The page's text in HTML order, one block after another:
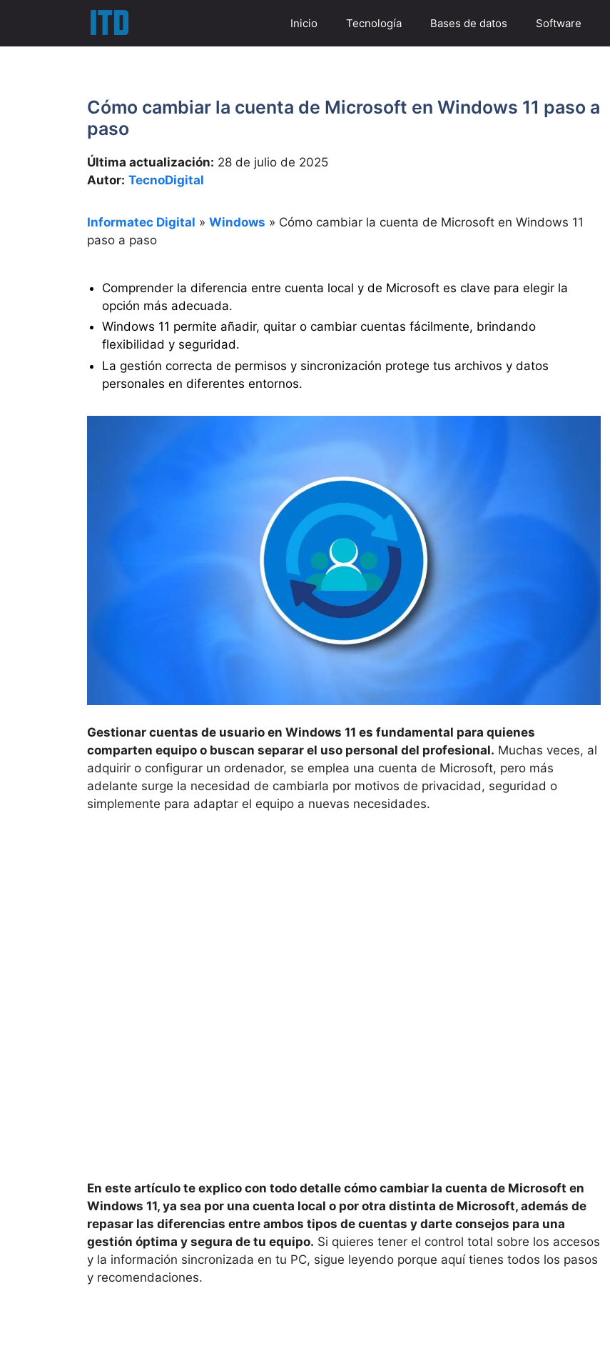
contenido
Inicio Tecnología Bases de datos Software
Cómo cambiar la cuenta de Microsoft en Windows 11 paso a
paso
Última actualización: 28 de julio de 2025
Autor: TecnoDigital
Informatec Digital » Windows » Cómo cambiar la cuenta de Microsoft en Windows 11
paso a paso
Comprender la diferencia entre cuenta local y de Microsoft es clave para elegir la
opción más adecuada.
Windows 11 permite añadir, quitar o cambiar cuentas fácilmente, brindando
flexibilidad y seguridad.
La gestión correcta de permisos y sincronización protege tus archivos y datos
personales en diferentes entornos.
Gestionar cuentas de usuario en Windows 11 es fundamental para quienes
comparten equipo o buscan separar el uso personal del profesional. Muchas veces, al
adquirir o configurar un ordenador, se emplea una cuenta de Microsoft, pero más
adelante surge la necesidad de cambiarla por motivos de privacidad, seguridad o
simplemente para adaptar el equipo a nuevas necesidades.
En este artículo te explico con todo detalle cómo cambiar la cuenta de Microsoft en
Windows 11, ya sea por una cuenta local o por otra distinta de Microsoft, además de
repasar las diferencias entre ambos tipos de cuentas y darte consejos para una
gestión óptima y segura de tu equipo. Si quieres tener el control total sobre los accesos
y la información sincronizada en tu PC, sigue leyendo porque aquí tienes todos los pasos
y recomendaciones.